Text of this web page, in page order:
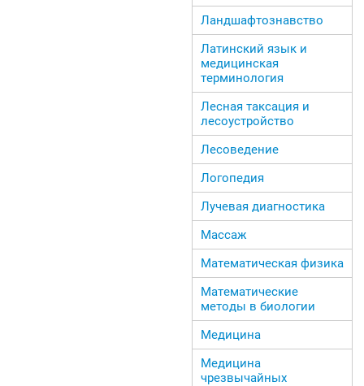
Ландшафтознавство
Латинский язык и
медицинская
терминология
Лесная таксация и
лесоустройство
Лесоведение
Логопедия
Лучевая диагностика
Массаж
Математическая физика
Математические
методы в биологии
Медицина
Медицина
чрезвычайных